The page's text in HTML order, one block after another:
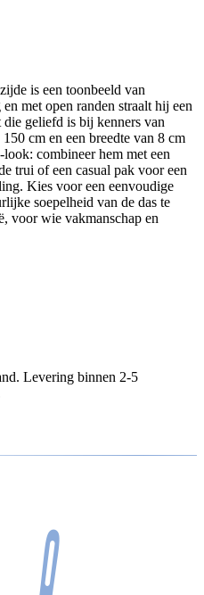
is een toonbeeld van
met open randen straalt hij een
geliefd is bij kenners van
cm en een breedte van 8 cm
combineer hem met een
trui of een casual pak voor een
Kies voor een eenvoudige
soepelheid van de das te
voor wie vakmanschap en
Levering binnen 2-5